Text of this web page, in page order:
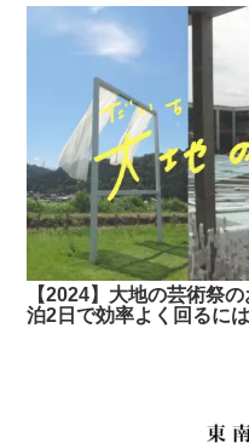
【2024】大地の芸術祭
泊2日で効率よく回るに